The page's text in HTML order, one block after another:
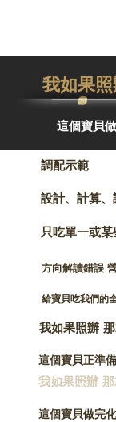
我如果
這個寶貝
調配示範
設計、計算
只吃單一或
方向解讀錯誤
給寶貝吃我們的
我如果照辦
這個寶貝正準
我如果照辦
這個寶貝做完